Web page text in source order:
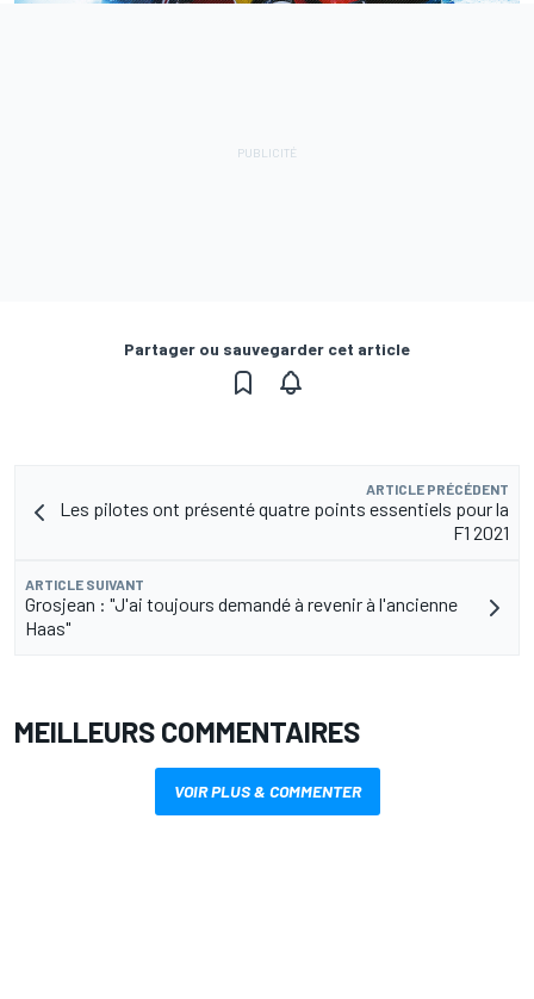
Partager ou sauvegarder cet article
ARTICLE PRÉCÉDENT
Les pilotes ont présenté quatre points essentiels pour la
F1 2021
ARTICLE SUIVANT
Grosjean : "J'ai toujours demandé à revenir à l'ancienne
Haas"
MEILLEURS COMMENTAIRES
VOIR PLUS & COMMENTER